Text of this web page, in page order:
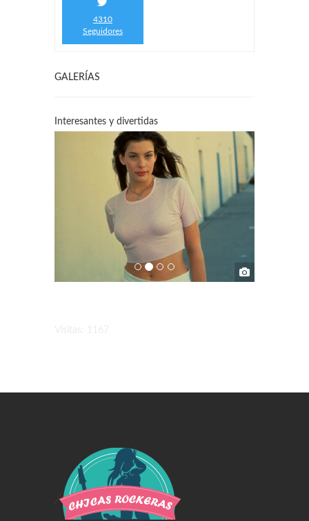
4310
Seguidores
GALERÍAS
Interesantes y divertidas
Swiss Replica Watches
Audemars Piguet Watches Replica
Rolex Watches Replica
Richard Mille Watches Replica
Omega Watches Replica